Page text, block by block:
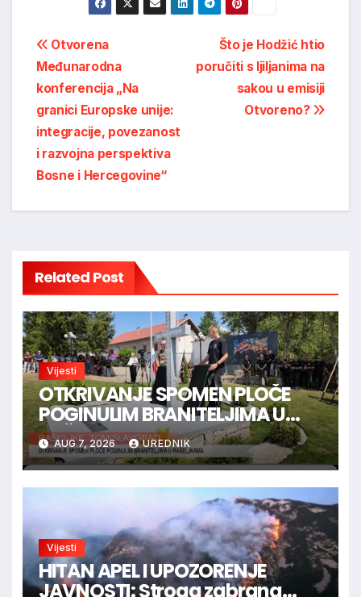
Post
navigation
Što je Hodžić htio
poručiti s ljiljanima na
sakou u emisiji
Otvoreno?
Otvorena
Međunarodna
konferencija „Na
granici Europske unije:
integracije, povezanost
i razvojna perspektiva
Bosne i Hercegovine“
Related Post
Vijesti
OTKRIVANJE SPOMEN PLOČE
POGINULIM BRANITELJIMA U
RAŠELJKAMA
AUG 7, 2026 UREDNIK
Vijesti
HITAN APEL I UPOZORENJE
JAVNOSTI: Stroga zabrana